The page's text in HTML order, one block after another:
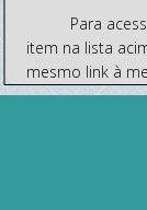
Para
item na lista
mesmo link à